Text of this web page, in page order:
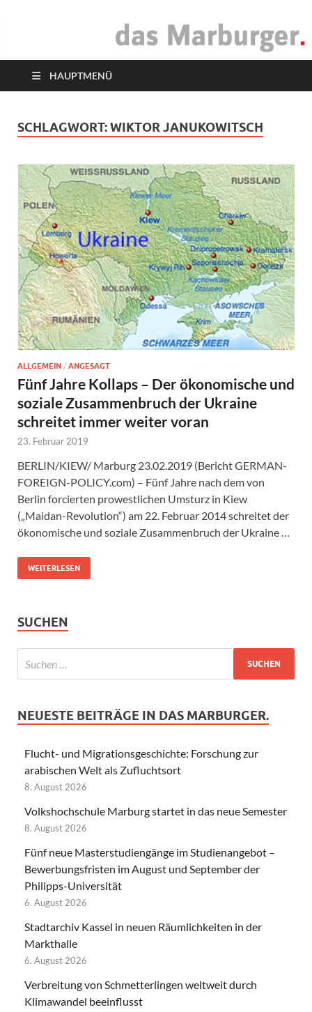
das Marburger.
HAUPTMENÜ
SCHLAGWORT:WIKTOR JANUKOWITSCH
ALLGEMEIN / ANGESAGT
Fünf Jahre Kollaps – Der ökonomische und
soziale Zusammenbruch der Ukraine
schreitet immer weiter voran
23. Februar 2019
BERLIN/KIEW/ Marburg 23.02.2019 (Bericht GERMAN-
FOREIGN-POLICY.com) – Fünf Jahre nach dem von
Berlin forcierten prowestlichen Umsturz in Kiew
(„Maidan-Revolution“) am 22. Februar 2014 schreitet der
ökonomische und soziale Zusammenbruch der Ukraine …
WEITERLESEN
SUCHEN
NEUESTE BEITRÄGE IN DAS MARBURGER.
Flucht- und Migrationsgeschichte: Forschung zur
arabischen Welt als Zufluchtsort
8. August 2026
Volkshochschule Marburg startet in das neue Semester
8. August 2026
Fünf neue Masterstudiengänge im Studienangebot –
Bewerbungsfristen im August und September der
Philipps-Universität
6. August 2026
Stadtarchiv Kassel in neuen Räumlichkeiten in der
Markthalle
6. August 2026
Verbreitung von Schmetterlingen weltweit durch
Klimawandel beeinflusst